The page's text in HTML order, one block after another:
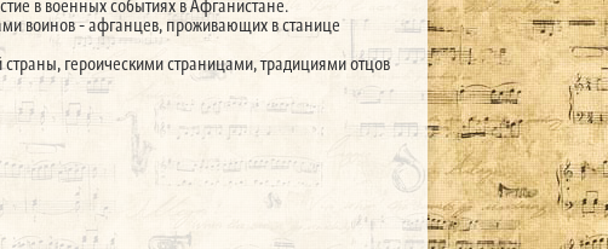
в военных событиях в Афганистане.
воинов - афганцев, проживающих в станице
героическими страницами, традициями отцов